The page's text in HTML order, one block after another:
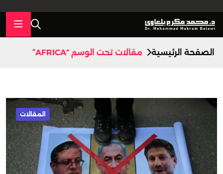
الصفحة الرئيسية مقالات تحت الوسم “AFRICA”
المقالات